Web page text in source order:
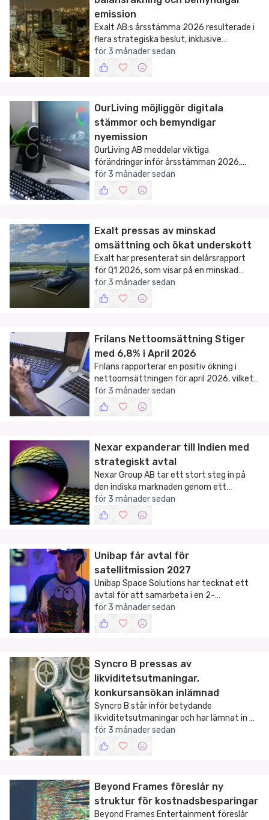
emission
Exalt AB:s årsstämma 2026 resulterade i
flera strategiska beslut, inklusive
bemyndigande för emission av aktier.
för 3 månader sedan
OurLiving möjliggör digitala
stämmor och bemyndigar
nyemission
OurLiving AB meddelar viktiga
förändringar inför årsstämman 2026,
inklusive möjligheten till digitala stämmor
och bemyndigande för nyemission.
för 3 månader sedan
Exalt pressas av minskad
omsättning och ökat underskott
Exalt har presenterat sin delårsrapport
för Q1 2026, som visar på en minskad
nettoomsättning och ett ökat
underskott.
för 3 månader sedan
Frilans Nettoomsättning Stiger
med 6,8% i April 2026
Frilans rapporterar en positiv ökning i
nettoomsättningen för april 2026, vilket
indikerar fortsatt tillväxt och stabilitet
för företaget.
för 3 månader sedan
Nexar expanderar till Indien med
strategiskt avtal
Nexar Group AB tar ett stort steg in på
den indiska marknaden genom ett
exklusivt produktionsavtal med Big Idea
Films för deras populära TV-format
Football Dreamz.
för 3 månader sedan
Unibap får avtal för
satellitmission 2027
Unibap Space Solutions har tecknat ett
avtal för att samarbeta i en 2-
satellitmission 2027, vilket markerar ett
betydande steg mot framtida
rymdlösningar.
för 3 månader sedan
Syncro B pressas av
likviditetsutmaningar,
konkursansökan inlämnad
Syncro B står inför betydande
likviditetsutmaningar och har lämnat in en
konkursansökan. Bolaget arbetar aktivt
för att lösa situationen.
för 3 månader sedan
Beyond Frames föreslår ny
struktur för kostnadsbesparingar
Beyond Frames Entertainment föreslår